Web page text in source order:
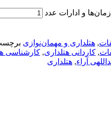
و ادارات عدد
, هتلداری و مهمان‌نوازی
, کاردانی هتلداری, کارشناسی
آراء, هتلداری